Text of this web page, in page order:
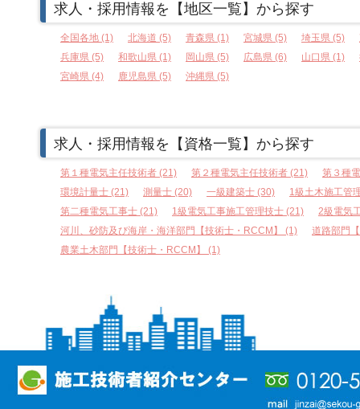
求人・採用情報を【地区一覧】から探す
全国各地 (1) 北海道 (5) 青森県 (1) 宮城県 (5) 埼玉県 (5)
兵庫県 (5)
和歌山県 (1) 岡山県 (5) 広島県 (6) 山口県 (1)
宮崎県 (4)
鹿児島県 (5) 沖縄県 (5)
求人・採用情報を【資格一覧】から探す
第１種電気主任技術者 (21) 第２種電気主任技術者 (21)
第３種
環境計量士 (21)
測量士 (20) 一級建築士 (30)
1級土木施工管
第二種電気工事士 (21)
1級電気工事施工管理技士 (21)
2級電気
河川、砂防及び海岸・海洋部門【技術士・RCCM】 (1)
道路部門
農業土木部門【技術士・RCCM】 (1)